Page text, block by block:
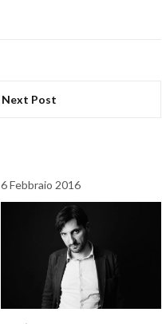
Next Post
6 Febbraio 2016